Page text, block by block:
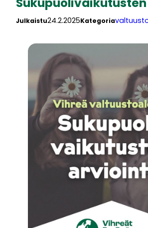
Julkaistu24.2.2025Kategoria